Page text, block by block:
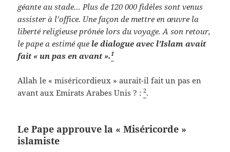
géante au stade… Plus de 120 000 fidèles sont venus
assister à l’office. Une façon de mettre en œuvre la
liberté religieuse prônée lors du voyage. A son retour,
le pape a estimé que le dialogue avec l’Islam avait
fait « un pas en avant ».1
Allah le « miséricordieux » aurait-il fait un pas en
avant aux Emirats Arabes Unis ? :2.
Le Pape approuve la « Miséricorde »
islamiste